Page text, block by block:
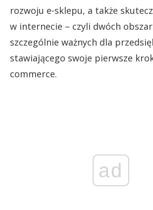
rozwoju e-sklepu, a także
w internecie – czyli dwóch
szczególnie ważnych dla
stawiającego swoje pierwsze
commerce.
ad